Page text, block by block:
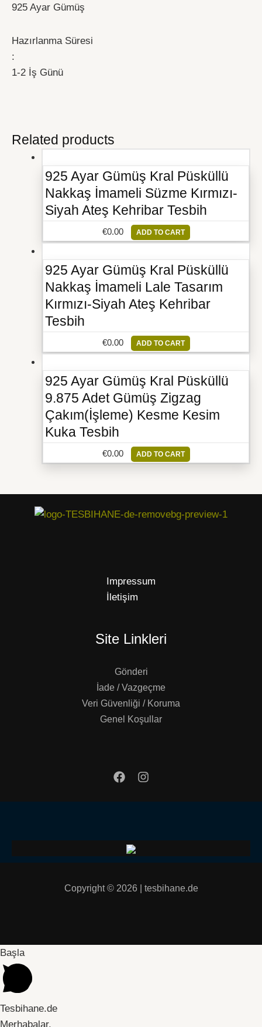
925 Ayar Gümüş
Hazırlanma Süresi
:
1-2 İş Günü
Related products
925 Ayar Gümüş Kral Püsküllü
Nakkaş İmameli Süzme Kırmızı-
Siyah Ateş Kehribar Tesbih
€0.00 ADD TO CART
925 Ayar Gümüş Kral Püsküllü
Nakkaş İmameli Lale Tasarım
Kırmızı-Siyah Ateş Kehribar
Tesbih
€0.00 ADD TO CART
925 Ayar Gümüş Kral Püsküllü
9.875 Adet Gümüş Zigzag
Çakım(İşleme) Kesme Kesim
Kuka Tesbih
€0.00 ADD TO CART
Impressum
İletişim
Site Linkleri
Gönderi
İade / Vazgeçme
Veri Güvenliği / Koruma
Genel Koşullar
Copyright © 2026 | tesbihane.de
Başla
Tesbihane.de
Merhabalar,